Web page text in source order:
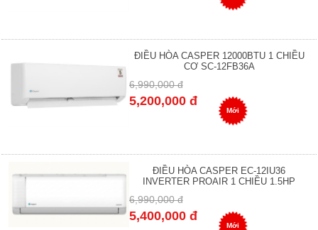
ĐIỀU HÒA CASPER 12000BTU 1 CHIỀU
CƠ SC-12FB36A
6,990,000 đ
5,200,000 đ
Mới
ĐIỀU HÒA CASPER EC-12IU36
INVERTER PROAIR 1 CHIỀU 1.5HP
6,990,000 đ
5,400,000 đ
Mới